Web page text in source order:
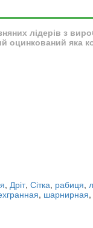
лідерів з
оцинкований яка
, Дріт, Сітка, рабиця,
, шарнирная,